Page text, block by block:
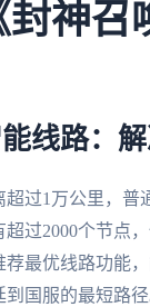
封神召
线路：
超过1万公里，
超过2000个节点
最优线路功能
国服的最短路